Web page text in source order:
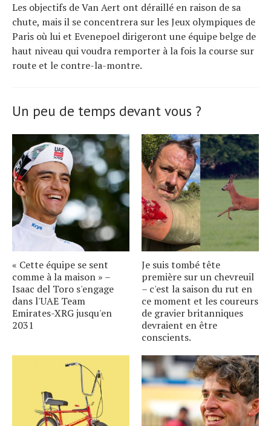
Les objectifs de Van Aert ont déraillé en raison de sa
chute, mais il se concentrera sur les Jeux olympiques de
Paris où lui et Evenepoel dirigeront une équipe belge de
haut niveau qui voudra remporter à la fois la course sur
route et le contre-la-montre.
Un peu de temps devant vous ?
« Cette équipe se sent
comme à la maison » –
Isaac del Toro s'engage
dans l'UAE Team
Emirates-XRG jusqu'en
2031
Je suis tombé tête
première sur un chevreuil
– c'est la saison du rut en
ce moment et les coureurs
de gravier britanniques
devraient en être
conscients.